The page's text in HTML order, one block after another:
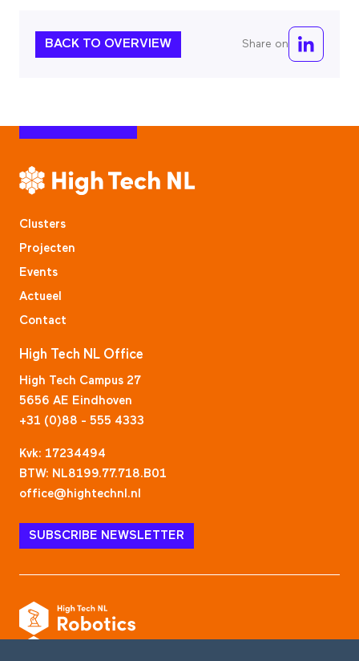
BACK TO OVERVIEW Share on
Clusters
Projecten
Events
Actueel
Contact
High Tech NL Office
High Tech Campus 27
5656 AE Eindhoven
+31 (0)88 - 555 4333
Kvk: 17234494
BTW: NL8199.77.718.B01
office@hightechnl.nl
SUBSCRIBE NEWSLETTER